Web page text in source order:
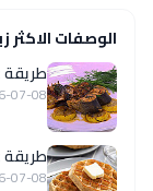
الوصفات الاكثر
07-08
طريقة
07-08